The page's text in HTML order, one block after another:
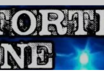
Magazine